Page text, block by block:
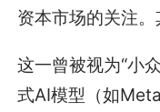
资本市场的关注。
这一曾被视为“小
式AI模型（如